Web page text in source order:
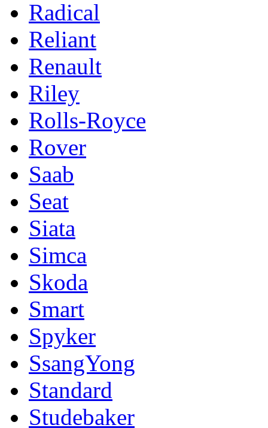
Radical
Reliant
Renault
Riley
Rolls-Royce
Rover
Saab
Seat
Siata
Simca
Skoda
Smart
Spyker
SsangYong
Standard
Studebaker